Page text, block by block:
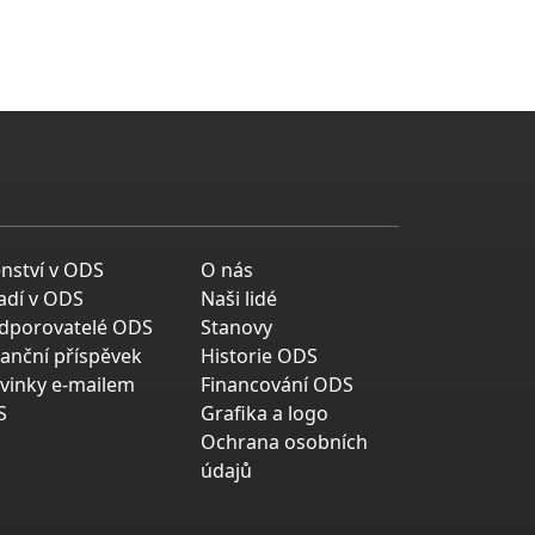
v ODS
v ODS
ODS
příspěvek
e-mailem
O nás
Naši lidé
Stanovy
Historie ODS
Financování ODS
Grafika a logo
Ochrana osobních
údajů